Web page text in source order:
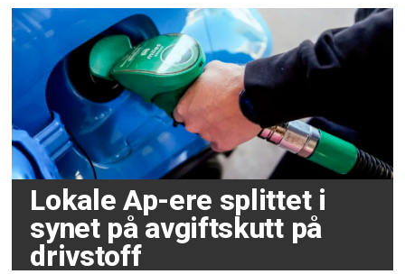
Lokale Ap-ere splittet i
synet på avgiftskutt på
drivstoff